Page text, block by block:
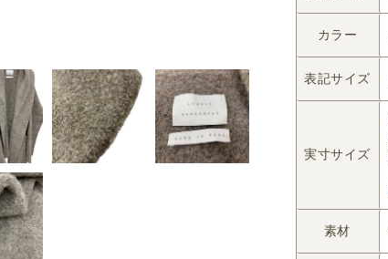
カラー
表記サイズ
実寸サイズ
素材